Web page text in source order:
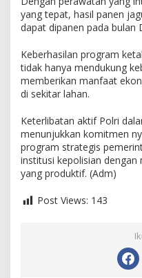
n
g
a
yang tepat, hasil panen
dapat dipanen pada bulan
Keberhasilan program
tidak hanya mendukung
memberikan manfaat
di sekitar lahan.
Keterlibatan aktif Polri
menunjukkan komitmen
program strategis
institusi kepolisian
yang produktif. (Adm)
Post Views: 143